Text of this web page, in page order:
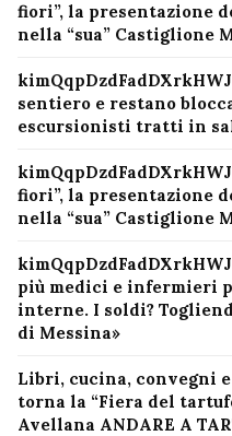
fiori”, la presentazione
nella “sua” Castiglione
sentiero e restano
escursionisti tratti in
fiori”, la presentazione
nella “sua” Castiglione
più medici e infermieri
interne. I soldi?
di Messina»
Libri, cucina, convegni
torna la “Fiera del
Avellana ANDARE A